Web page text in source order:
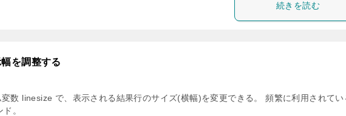
続きを読む
を調整する
数 linesize で、表示される結果行のサイズ(横幅)を変更できる。 頻繁に利用されてい
。